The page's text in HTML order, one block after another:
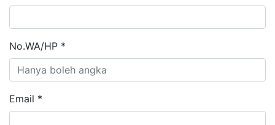
No.WA/HP *
Email *